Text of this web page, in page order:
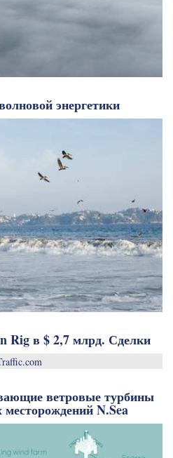
энергетики
Rig в $ 2,7 млрд. Сделки
ветровые турбины
N.Sea